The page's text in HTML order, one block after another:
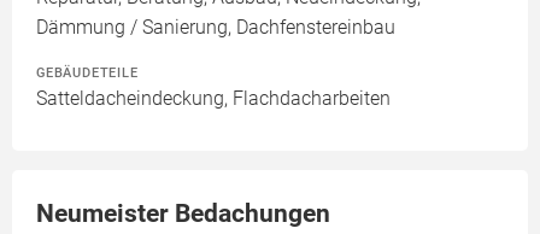
Dämmung / Sanierung, Dachfenstereinbau
GEBÄUDETEILE
Satteldacheindeckung, Flachdacharbeiten
Neumeister Bedachungen